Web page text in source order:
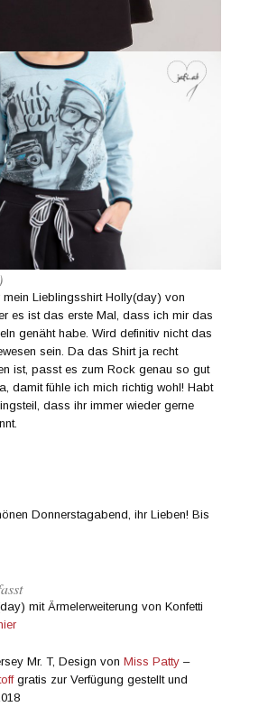
Lieblingsshirt Holly(day) von
es ist das erste Mal, dass ich mir das
genäht habe. Wird definitiv nicht das
sein. Da das Shirt ja recht
ist, passt es zum Rock genau so gut
damit fühle ich mich richtig wohl! Habt
dass ihr immer wieder gerne
Donnerstagabend, ihr Lieben! Bis
mit Ärmelerweiterung von Konfetti
Mr. T, Design vonMiss Patty –
gratis zur Verfügung gestellt und